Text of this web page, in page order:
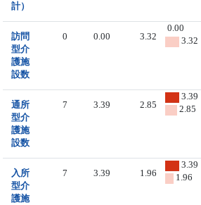
計）
訪問
型介
護施
設数
0 0.00 3.32
0.00
3.32
通所
型介
護施
設数
7 3.39 2.85
3.39
2.85
入所
型介
護施
7 3.39 1.96
3.39
1.96